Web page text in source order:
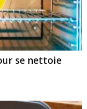
se nettoie